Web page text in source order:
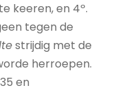
keeren, en 4º.
tegen de
strijdig met de
herroepen.
en